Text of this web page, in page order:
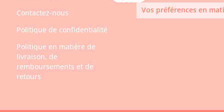
Contactez-nous
Politique de confidentialité
Politique en matière de
livraison, de
remboursements et de
retours
Vos préférences en